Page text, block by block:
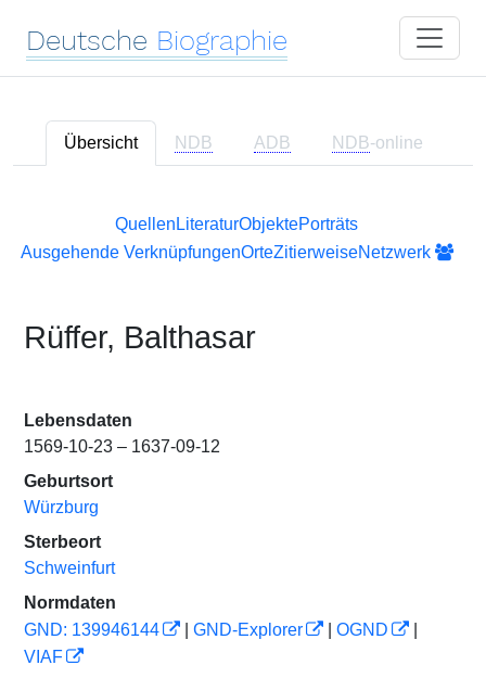
Deutsche Biographie
Übersicht NDB ADB NDB-online
Quellen LiteraturObjektePorträts
Ausgehende VerknüpfungenOrteZitierweiseNetzwerk
Rüffer, Balthasar
Lebensdaten
1569-10-23 – 1637-09-12
Geburtsort
Würzburg
Sterbeort
Schweinfurt
Normdaten
GND: 139946144
GND-Explorer OGND
VIAF